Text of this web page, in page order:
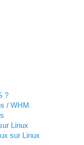
?
/ WHM
Linux
sur Linux